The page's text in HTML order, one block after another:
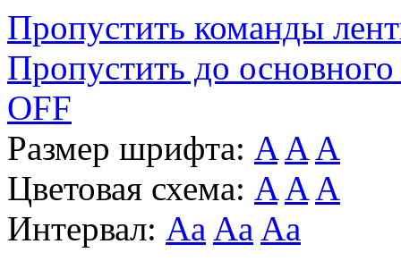
Пропустить команды
Пропустить до основного
OFF
Размер шрифта: A A A
Цветовая схема: A A A
Интервал: Aa Aa Aa